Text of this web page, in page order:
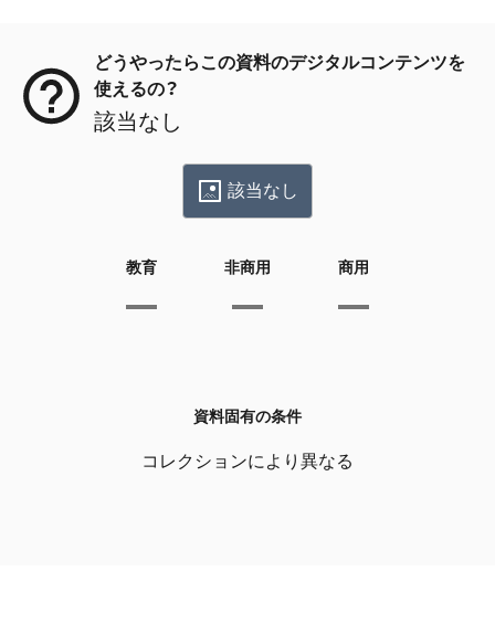
どうやったらこの資料のデジタルコンテンツを
使えるの？
該当なし
該当なし
教育 非商用 商用
資料固有の条件
コレクションにより異なる